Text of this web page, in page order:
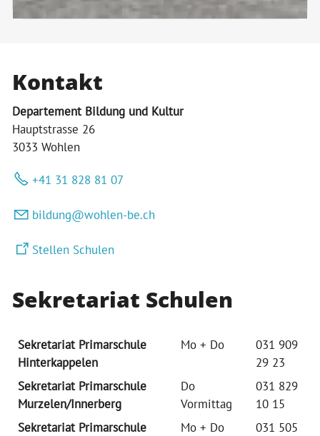
Kontakt
Departement Bildung und Kultur
Hauptstrasse 26
3033 Wohlen
+41 31 828 81 07
b ld ng w hl n-b ch
Stellen Schulen
Sekretariat Schulen
Sekretariat Primarschule
Hinterkappelen
Mo + Do
031 909
29 23
Sekretariat Primarschule
Murzelen/Innerberg
Do
Vormittag
031 829
10 15
Sekretariat Primarschule
Mo + Do
031 505